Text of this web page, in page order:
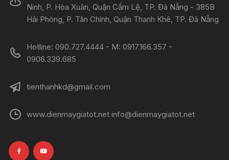
Ninh, P. Hòa Xuân, Quận Cẩm Lệ, TP. Đà Nẵng - 385B
Hải Phòng, P. Tân Chính, Quận Thanh Khê, TP. Đà Nẵng
Hotline: 090.727.4444 - M: 0917.166.357 -
0906.339.685
tienthanhkd@gmail.com
www.dienmaygiatot.net info@dienmaygiatot.net